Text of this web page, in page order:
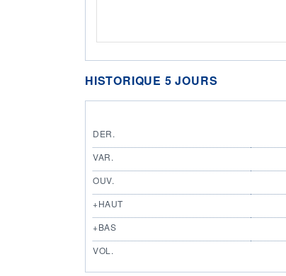
HISTORIQUE 5 JOURS
DER.
VAR.
OUV.
+HAUT
+BAS
VOL.